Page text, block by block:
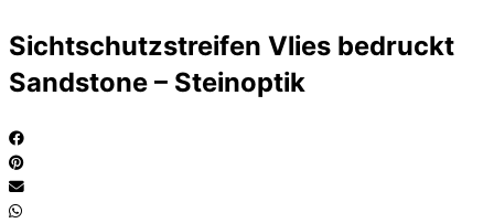
Sichtschutzstreifen Vlies bedruckt
Sandstone – Steinoptik